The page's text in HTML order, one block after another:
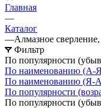
Главная
—
Каталог
—Алмазное
Фильтр
По популярности
По наименованию (А-
По наименованию (Я-
По популярности
По популярности